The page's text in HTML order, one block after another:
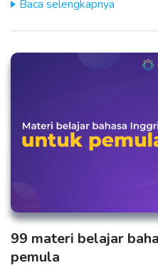
Baca selengkapnya
99 materi belajar
pemula